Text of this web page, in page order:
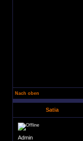
Nach oben
Satia
Admin